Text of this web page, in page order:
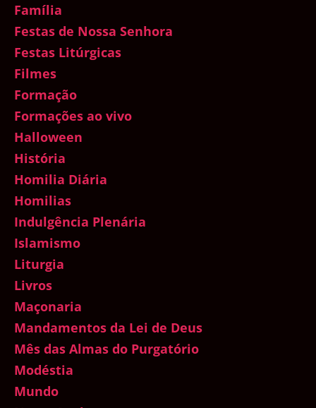
Família
Festas de Nossa Senhora
Festas Litúrgicas
Filmes
Formação
Formações ao vivo
Halloween
História
Homilia Diária
Homilias
Indulgência Plenária
Islamismo
Liturgia
Livros
Maçonaria
Mandamentos da Lei de Deus
Mês das Almas do Purgatório
Modéstia
Mundo